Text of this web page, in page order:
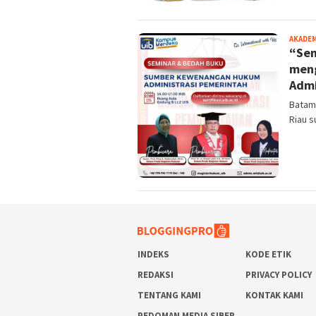
Riau
INDEKS KODE ETIK
REDAKSI
PRIVACY POLICY
TENTANG KAMI
KONTAK KAMI